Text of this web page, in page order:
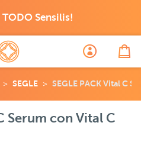
TODO Sensilis!
SEGLE SEGLE PACK Vital C
Serum con Vital C